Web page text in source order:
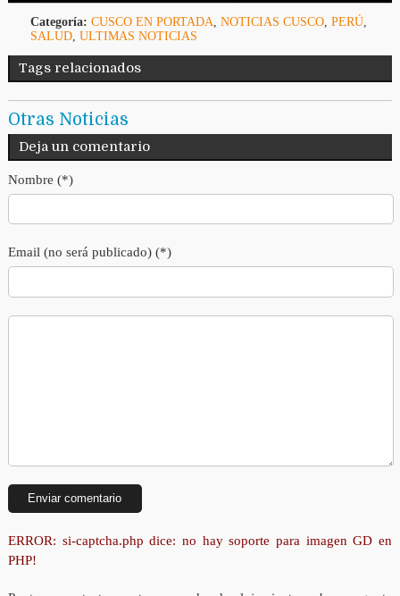
Categoría: CUSCO EN PORTADA, NOTICIAS CUSCO, PERÚ,
SALUD, ULTIMAS NOTICIAS
Tags relacionados
Otras Noticias
Deja un comentario
Nombre (*)
Email (no será publicado) (*)
ERROR: si-captcha.php dice: no hay soporte para imagen GD en
PHP!